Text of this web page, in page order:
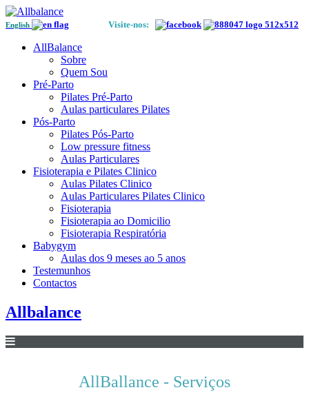
English Visite-nos:
AllBalance
Sobre
Quem Sou
Pré-Parto
Pilates Pré-Parto
Aulas particulares Pilates
Pós-Parto
Pilates Pós-Parto
Low pressure fitness
Aulas Particulares
Fisioterapia e Pilates Clinico
Aulas Pilates Clinico
Aulas Particulares Pilates Clinico
Fisioterapia
Fisioterapia ao Domicilio
Fisioterapia Respiratória
Babygym
Aulas dos 9 meses ao 5 anos
Testemunhos
Contactos
Allbalance
AllBallance - Serviços